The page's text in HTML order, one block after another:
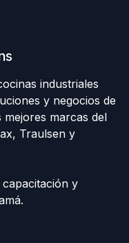
industriales
y negocios de
marcas del
Traulsen y
y